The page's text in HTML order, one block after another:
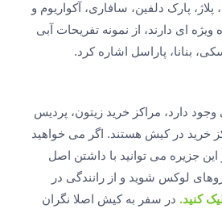
پارک دلفین، سافاری، آکواریوم و
ای دارند، از نمونه تفریحات آبی
بنانا، پاراسل اشاره کرد.
وجود دارد، مراکز خرید زیتون، پردیس
خرید در کیش هستند. اگر می خواهید
جزیره می توانید با داشتن اصل
لوکس شوید و از رانندگی در
کنید. در سفر به کیش اصلا نگران